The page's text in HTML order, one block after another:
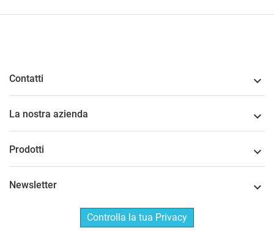
Contatti 
La nostra azienda 
Prodotti 
Newsletter 
Controlla la tua Privacy